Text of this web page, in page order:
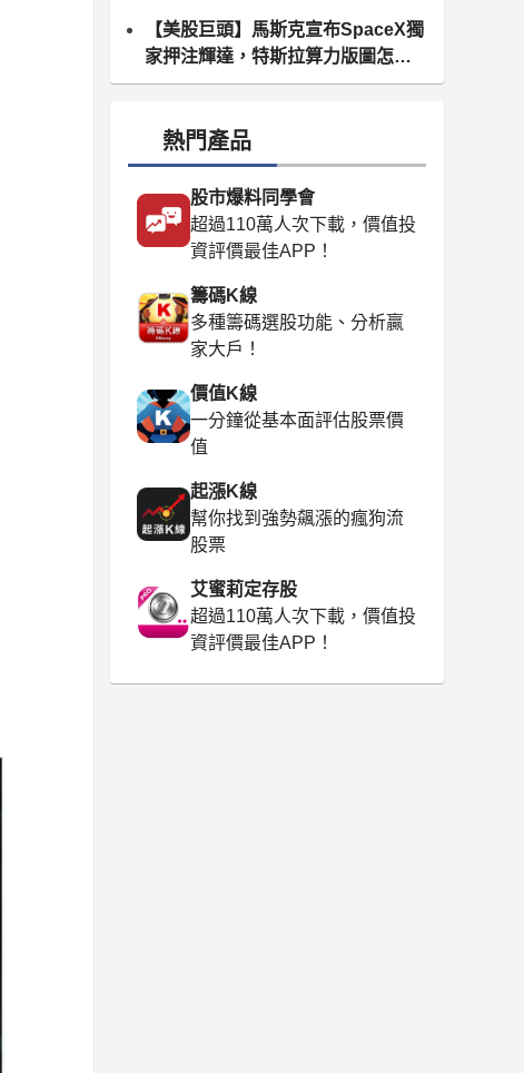
【美股巨頭】馬斯克宣布SpaceX獨
家押注輝達，特斯拉算力版圖怎麼
算？
熱門產品
股市爆料同學會
超過110萬人次下載，價值投
資評價最佳APP！
籌碼K線
多種籌碼選股功能、分析贏
家大戶！
價值K線
一分鐘從基本面評估股票價
值
起漲K線
幫你找到強勢飆漲的瘋狗流
股票
艾蜜莉定存股
超過110萬人次下載，價值投
資評價最佳APP！